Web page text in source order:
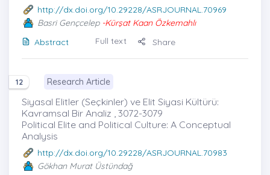
http://dx.doi.org/10.29228/ASRJOURNAL.70969
Basri Gençcelep-Kürşat Kaan Özkemahlı
Abstract
Full text Share
12 Research Article
Siyasal Elitler (Seçkinler) ve Elit Siyasi Kültürü:
Kavramsal Bir Analiz , 3072-3079
Political Elite and Political Culture: A Conceptual
Analysis
http://dx.doi.org/10.29228/ASRJOURNAL.70983
Gökhan Murat Üstündağ